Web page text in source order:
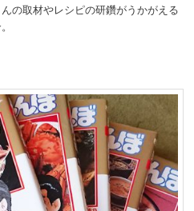
の取材やレシピの研鑽がうかがえる